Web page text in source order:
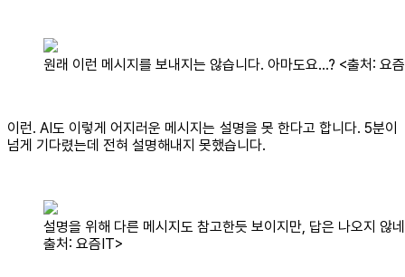
원래 이런 메시지를 보내지는 않습니다. 아마도요…? <출처: 요
이런. AI도 이렇게 어지러운 메시지는 설명을 못 한다고 합니다. 5분이
넘게 기다렸는데 전혀 설명해내지 못했습니다.
설명을 위해 다른 메시지도 참고한듯 보이지만, 답은 나오지 않
출처: 요즘IT>